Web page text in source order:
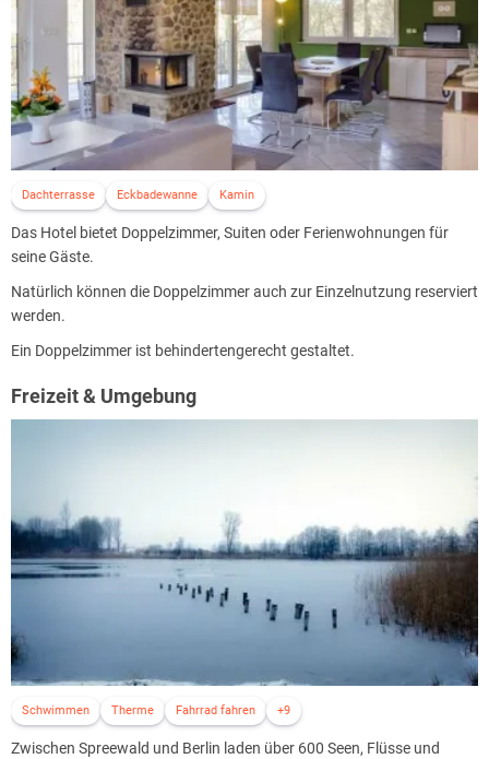
Dachterrasse Eckbadewanne Kamin
Das Hotel bietet Doppelzimmer, Suiten oder Ferienwohnungen für
seine Gäste.
Natürlich können die Doppelzimmer auch zur Einzelnutzung reserviert
werden.
Ein Doppelzimmer ist behindertengerecht gestaltet.
Freizeit & Umgebung
Schwimmen Therme Fahrrad fahren +9
Zwischen Spreewald und Berlin laden über 600 Seen, Flüsse und